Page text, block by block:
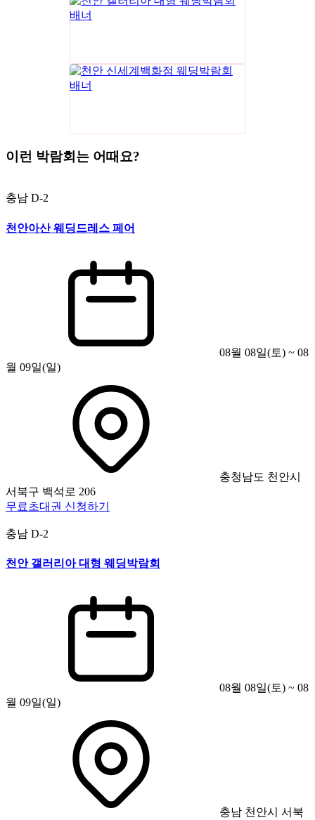
이런 박람회는 어때요?
충남 D-2
천안아산 웨딩드레스 페어
08월 08일(토) ~ 08
월 09일(일)
충청남도 천안시
서북구 백석로 206
무료초대권 신청하기
충남 D-2
천안 갤러리아 대형 웨딩박람회
08월 08일(토) ~ 08
월 09일(일)
충남 천안시 서북